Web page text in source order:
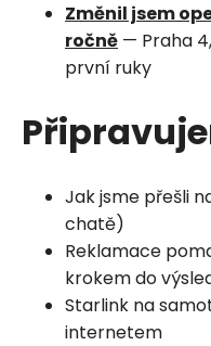
Změnil jsem
ročně — Praha
první ruky
Jak jsme přešli
chatě)
Reklamace
krokem do
Starlink na
internetem